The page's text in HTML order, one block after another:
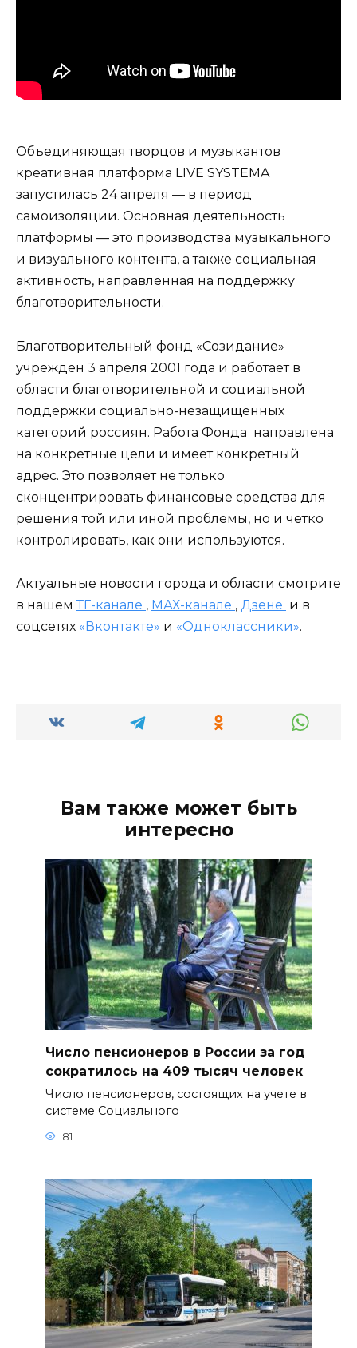
Объединяющая творцов и музыкантов
креативная платформа LIVE SYSTEMA
запустилась 24 апреля — в период
самоизоляции. Основная деятельность
платформы — это производства музыкального
и визуального контента, а также социальная
активность, направленная на поддержку
благотворительности.
Благотворительный фонд «Созидание»
учрежден 3 апреля 2001 года и работает в
области благотворительной и социальной
поддержки социально-незащищенных
категорий россиян. Работа Фонда направлена
на конкретные цели и имеет конкретный
адрес. Это позволяет не только
сконцентрировать финансовые средства для
решения той или иной проблемы, но и четко
контролировать, как они используются.
Актуальные новости города и области смотрите
в нашем ТГ-канале , МАХ-канале , Дзене и в
соцсетях «Вконтакте» и «Одноклассники».
Вам также может быть
интересно
Число пенсионеров в России за год
сократилось на 409 тысяч человек
Число пенсионеров, состоящих на учете в
системе Социального
81